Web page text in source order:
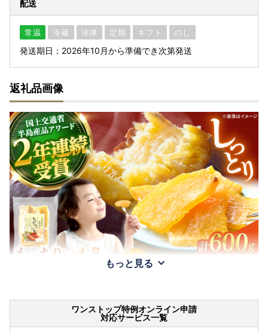
配送
常温 冷蔵 冷凍 定期 ギフト のし
発送期日：2026年10月から準備でき次第発送
返礼品画像
もっと見る
ワンストップ特例オンライン申請
対応サービス一覧